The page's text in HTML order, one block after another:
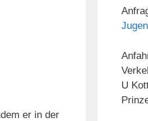
er in der
U